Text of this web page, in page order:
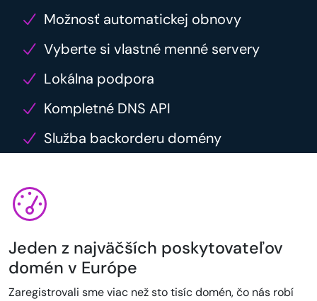
Možnosť automatickej obnovy
Vyberte si vlastné menné servery
Lokálna podpora
Kompletné DNS API
Služba backorderu domény
Jeden z najväčších poskytovateľov
domén v Európe
Zaregistrovali sme viac než sto tisíc domén, čo nás robí